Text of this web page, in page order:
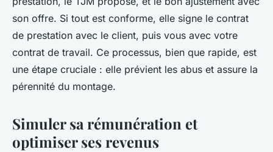
son offre. Si tout est conforme, elle signe le contrat
de prestation avec le client, puis vous avec votre
contrat de travail. Ce processus, bien que rapide, est
une étape cruciale : elle prévient les abus et assure la
pérennité du montage.
Simuler sa rémunération et
optimiser ses revenus